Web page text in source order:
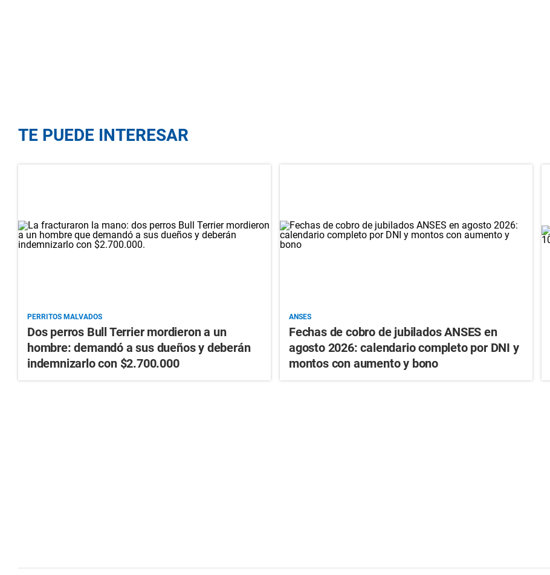
TE PUEDE INTERESAR
PERRITOS MALVADOS
Dos perros Bull Terrier mordieron a un
hombre: demandó a sus dueños y deberán
indemnizarlo con $2.700.000
ANSES
Fechas de cobro de jubilados ANSES en
agosto 2026: calendario completo por DNI y
montos con aumento y bono